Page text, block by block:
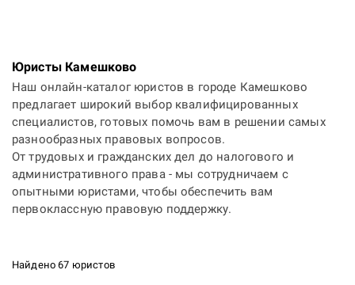
Юристы Камешково
Наш онлайн-каталог юристов в городе Камешково
предлагает широкий выбор квалифицированных
специалистов, готовых помочь вам в решении самых
разнообразных правовых вопросов.
От трудовых и гражданских дел до налогового и
административного права - мы сотрудничаем с
опытными юристами, чтобы обеспечить вам
первоклассную правовую поддержку.
Найдено 67 юристов